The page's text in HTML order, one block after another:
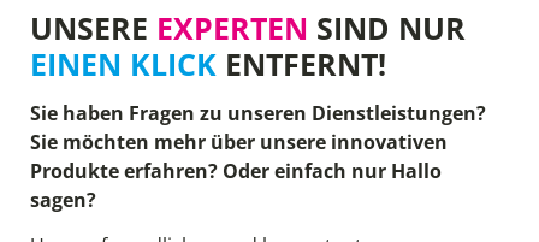
UNSERE EXPERTEN SIND NUR
EINEN KLICK ENTFERNT!
Sie haben Fragen zu unseren Dienstleistungen?
Sie möchten mehr über unsere innovativen
Produkte erfahren? Oder einfach nur Hallo
sagen?